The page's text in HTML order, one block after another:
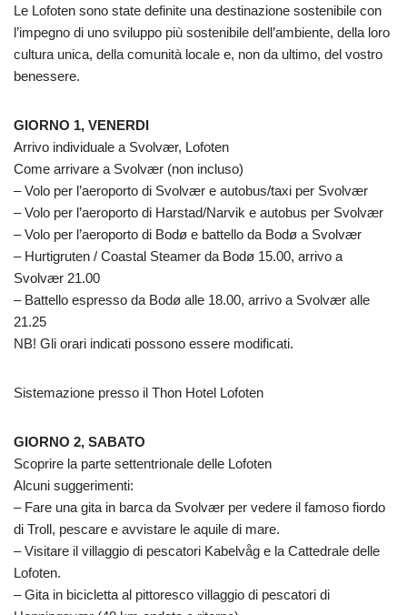
Le Lofoten sono state definite una destinazione sostenibile con
l’impegno di uno sviluppo più sostenibile dell’ambiente, della loro
cultura unica, della comunità locale e, non da ultimo, del vostro
benessere.
GIORNO 1, VENERDI
Arrivo individuale a Svolvær, Lofoten
Come arrivare a Svolvær (non incluso)
– Volo per l’aeroporto di Svolvær e autobus/taxi per Svolvær
– Volo per l’aeroporto di Harstad/Narvik e autobus per Svolvær
– Volo per l’aeroporto di Bodø e battello da Bodø a Svolvær
– Hurtigruten / Coastal Steamer da Bodø 15.00, arrivo a
Svolvær 21.00
– Battello espresso da Bodø alle 18.00, arrivo a Svolvær alle
21.25
NB! Gli orari indicati possono essere modificati.
Sistemazione presso il Thon Hotel Lofoten
GIORNO 2, SABATO
Scoprire la parte settentrionale delle Lofoten
Alcuni suggerimenti:
– Fare una gita in barca da Svolvær per vedere il famoso fiordo
di Troll, pescare e avvistare le aquile di mare.
– Visitare il villaggio di pescatori Kabelvåg e la Cattedrale delle
Lofoten.
– Gita in bicicletta al pittoresco villaggio di pescatori di